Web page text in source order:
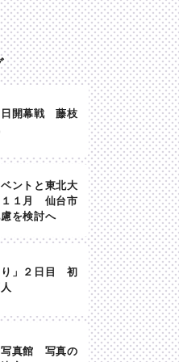
日開幕戦 藤枝
ントと東北大
１１月 仙台市
を検討へ
り」２日目 初
写真館 写真の